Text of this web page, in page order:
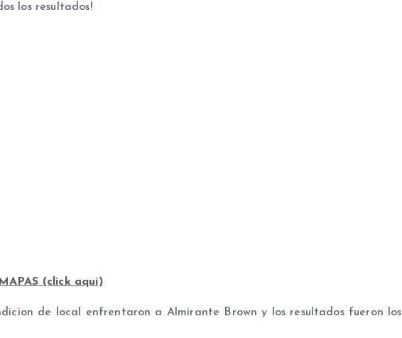
los resultados!
(click aqui)
de local enfrentaron a Almirante Brown y los resultados fueron los